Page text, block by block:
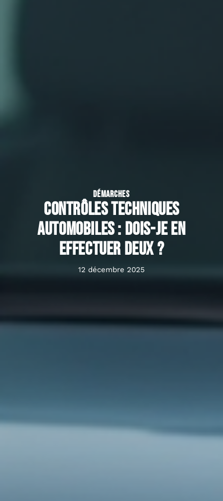
DÉMARCHES
Contrôles techniques
automobiles : Dois-je en
effectuer deux ?
12 décembre 2025